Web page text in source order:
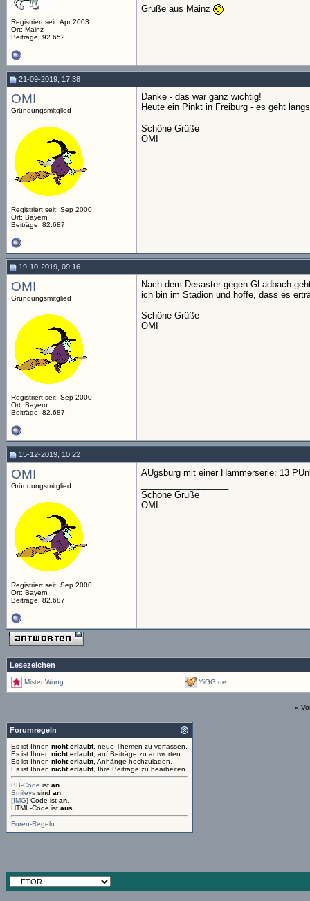
Registriert seit: Apr 2003
Ort: Mainz
Beiträge: 92.652
Grüße aus Mainz
21-09-2019, 17:38
OMI
Gründungsmitglied
Registriert seit: Sep 2000
Ort: Bayern
Beiträge: 82.687
Danke - das war ganz wichtig!
Heute ein Pinkt in Freiburg - es geht
Schöne Grüße
OMI
19-10-2019, 09:16
OMI
Gründungsmitglied
Registriert seit: Sep 2000
Ort: Bayern
Beiträge: 82.687
Nach dem Desaster gegen GLadbach
ich bin im Stadion und hoffe, dass es
Schöne Grüße
OMI
15-12-2019, 10:22
OMI
Gründungsmitglied
Registriert seit: Sep 2000
Ort: Bayern
Beiträge: 82.687
AUgsburg mit einer Hammerserie: 13
Schöne Grüße
OMI
Lesezeichen
Mister Wong YiGG.de
«
Forumregeln
Es ist Ihnen nicht erlaubt, neue Themen zu verfassen.
Es ist Ihnen nicht erlaubt, auf Beiträge zu antworten.
Es ist Ihnen nicht erlaubt, Anhänge hochzuladen.
Es ist Ihnen nicht erlaubt, Ihre Beiträge zu bearbeiten.
BB-Code ist an
Smileys sind an
[IMG] Code ist an
HTML-Code ist aus
Foren-Regeln